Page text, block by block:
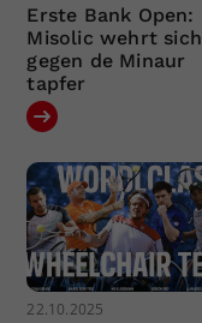
Erste Bank Open:
Misolic wehrt sich
gegen de Minaur
tapfer
22.10.2025